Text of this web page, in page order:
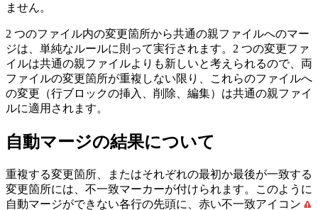
ません。
2 つのファイル内の変更箇所から共通の親ファイルへのマー
ジは、単純なルールに則って実行されます。2 つの変更ファ
イルは共通の親ファイルよりも新しいと考えられるので、両
ファイルの変更箇所が重複しない限り、これらのファイルへ
の変更（行ブロックの挿入、削除、編集）は共通の親ファイ
ルに適用されます。
自動マージの結果について
重複する変更箇所、またはそれぞれの最初か最後が一致する
変更箇所には、不一致マーカーが付けられます。このように
自動マージができない各行の先頭に、赤い不一致アイコン